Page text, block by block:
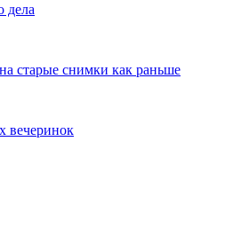
дела
старые снимки как раньше
вечеринок